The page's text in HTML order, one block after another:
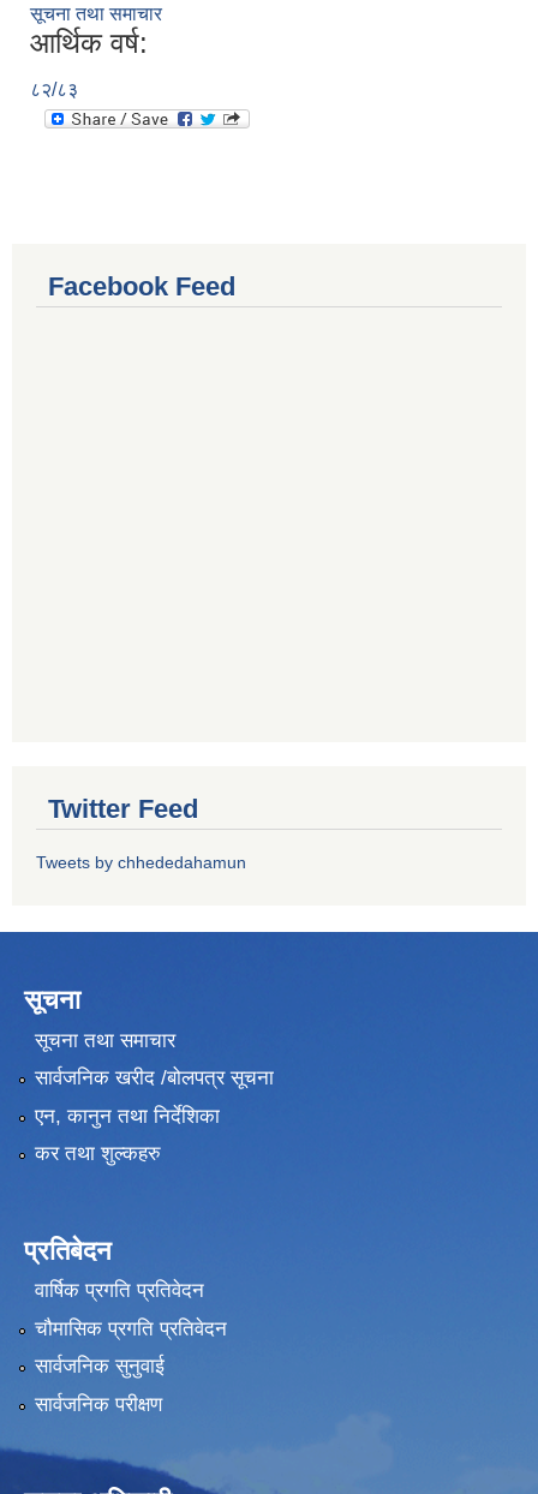
सूचना तथा समाचार
आर्थिक वर्ष:
८२/८३
Facebook Feed
Twitter Feed
Tweets by chhededahamun
सूचना
सूचना तथा समाचार
सार्वजनिक खरीद /बोलपत्र सूचना
एन, कानुन तथा निर्देशिका
कर तथा शुल्कहरु
प्रतिबेदन
वार्षिक प्रगति प्रतिवेदन
चौमासिक प्रगति प्रतिवेदन
सार्वजनिक सुनुवाई
सार्वजनिक परीक्षण